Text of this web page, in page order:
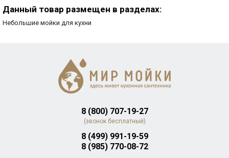
Данный товар размещен в разделах:
Небольшие мойки для кухни
8 (800) 707-19-27
(звонок бесплатный)
8 (499) 991-19-59
8 (985) 770-08-72